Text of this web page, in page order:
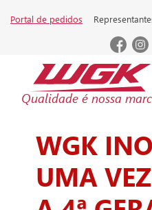
Portal de pedidos
Qualidade é nossa
WGK
UMA